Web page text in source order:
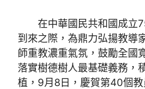
在中華國民共和國成立
到來之際，為鼎力弘揚教導
師重教濃重氣氛，鼓勵全國
落實樹德樹人最基礎義務，
植，9月8日，慶賀第40個